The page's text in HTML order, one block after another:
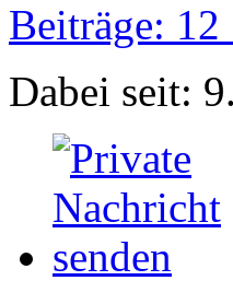
Beiträge: 12
Dabei seit: